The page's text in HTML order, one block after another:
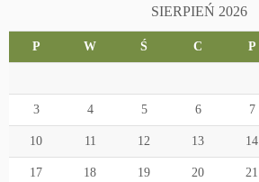
SIERPIEŃ 2026
P W Ś C P
3 4 5 6 7
10 11 12 13 14
17 18 19 20 21